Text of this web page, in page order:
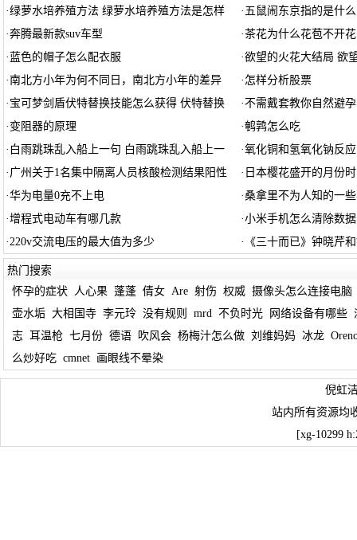
·绿萝水培养殖方法 绿萝水培养殖方法是怎样 · 五鼠闹东京指的是什
·奔腾最新款suv车型 ·茶花为什么花苞不开
· 蓝色的帽子怎么配衣服 ·欲望的火花大结局 欲
·南北方小年为何不同日，南北方小年的差异 · 怎样分析股票
· 宝可梦剑盾伏特替换技能怎么获得 伏特替换 ·不需戴套教你自然避孕
· 变阻器的原理 ·鹌鹑怎么吃
· 白雨跳珠乱入船上一句 白雨跳珠乱入船上一 ·氧化铜和氢氧化钠反
· 广州关于1名集中隔离人员核酸检测结果阳性 · 日本樱花盛开的月份
·华为电量0充不上电 ·桑拿里不为人知的一
·增程式电动车有哪几款 ·小米手机怎么清除数
·220v交流电压的最大值为多少 · 《三十而已》钟晓芹
热门搜索
怀孕的症状
人心果 蓬蓬 倩女 Are 射伤 权威 摄像头怎么连接电脑
壶水垢 大相国寺 李元玲 没有规则 mrd 不负时光 网络设备有哪些
志 耳温枪 七月份 德语 吹风会 杨梅汁怎么做 刘维妈妈 冰龙
么炒好吃 cmnet 画眼线不晕染
倪虹
站内所有资源均
[xg-10299